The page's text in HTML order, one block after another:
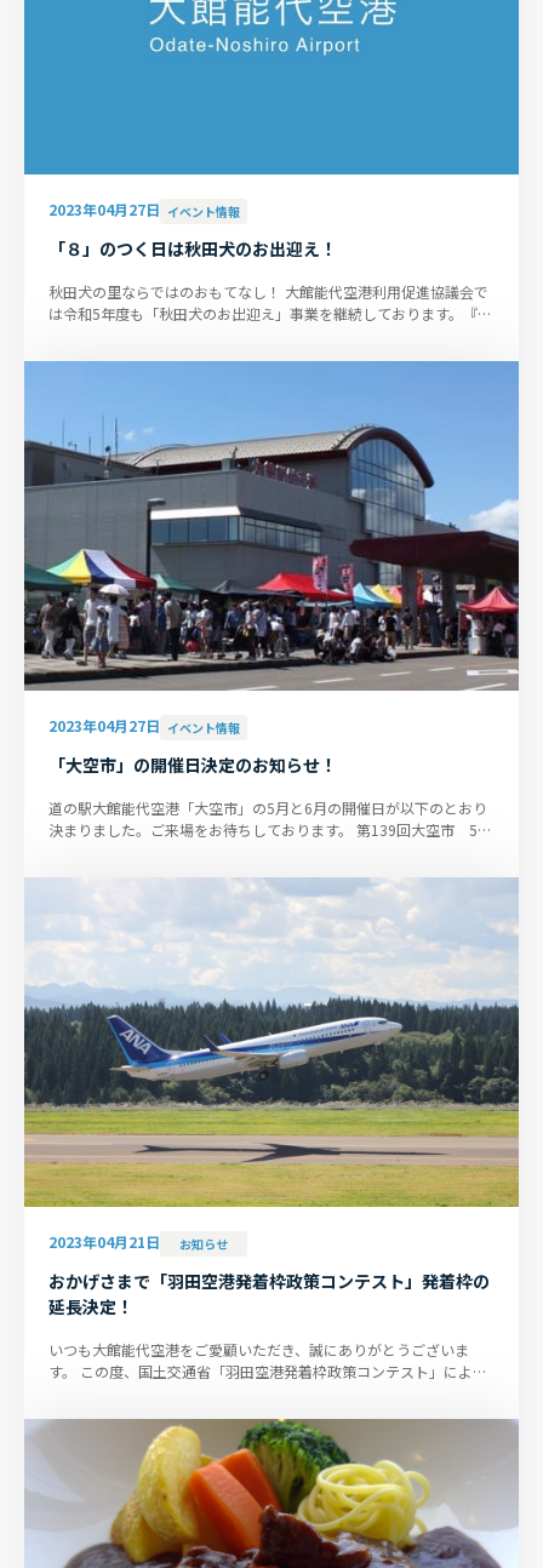
2023年04月27日 イベント情報
「８」のつく日は秋田犬のお出迎え！
秋田犬の里ならではのおもてなし！ 大館能代空港利用促進協議会で
は令和5年度も「秋田犬のお出迎え」事業を継続しております。『忠
2023年04月27日 イベント情報
「大空市」の開催日決定のお知らせ！
道の駅大館能代空港「大空市」の5月と6月の開催日が以下のとおり
決まりました。ご来場をお待ちしております。 第139回大空市 5月
2023年04月21日 お知らせ
おかげさまで「羽田空港発着枠政策コンテスト」発着枠の
延長決定！
いつも大館能代空港をご愛顧いただき、誠にありがとうございま
す。 この度、国土交通省「羽田空港発着枠政策コンテスト」により